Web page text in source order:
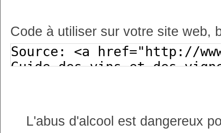
Code à utiliser sur votre site web,
L'abus d'alcool est dangereux